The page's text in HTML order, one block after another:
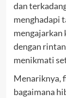
dan
menghadapi
mengajarkan
dengan
menikmati
Menariknya,
bagaimana